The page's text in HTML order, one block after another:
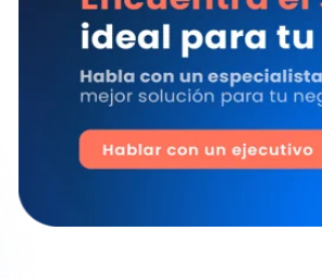
¿Qué se debe tener
Para llenar laDeclaración Jurada
1. Debe ser llenada por las
mencionadas, incluidos los
al régimen tributario N° 8 de la